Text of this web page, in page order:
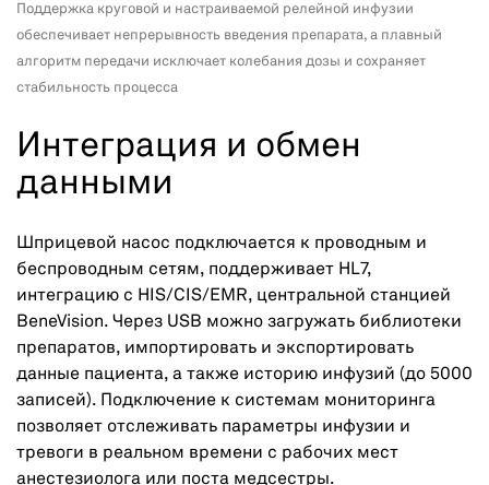
Поддержка круговой и настраиваемой релейной инфузии
обеспечивает непрерывность введения препарата, а плавный
алгоритм передачи исключает колебания дозы и сохраняет
стабильность процесса
Интеграция и обмен
данными
Шприцевой насос подключается к проводным и
беспроводным сетям, поддерживает HL7,
интеграцию с HIS/CIS/EMR, центральной станцией
BeneVision. Через USB можно загружать библиотеки
препаратов, импортировать и экспортировать
данные пациента, а также историю инфузий (до 5000
записей). Подключение к системам мониторинга
позволяет отслеживать параметры инфузии и
тревоги в реальном времени с рабочих мест
анестезиолога или поста медсестры.